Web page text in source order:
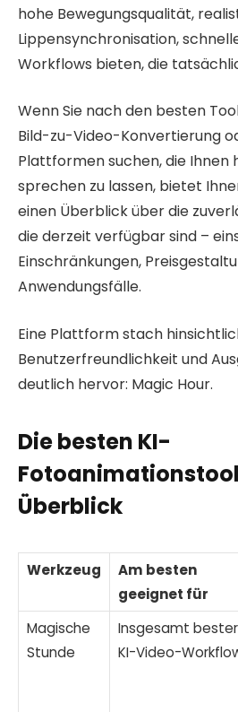
hohe Bewegungsqualität,
Lippensynchronisation,
Workflows bieten, die
Wenn Sie nach den besten
Bild-zu-Video-Konvertierung
Plattformen suchen, die Ihnen
sprechen zu lassen, bietet
einen Überblick über die
die derzeit verfügbar sind –
Einschränkungen,
Anwendungsfälle.
Eine Plattform stach
Benutzerfreundlichkeit und
deutlich hervor: Magic Hour.
Die besten KI-
Überblick
Werkzeug
Am besten
geeignet für
Magische
Stunde
Insgesamt bester
KI-Video-